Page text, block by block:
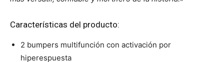
Características del producto:
2 bumpers multifunción con activación por
hiperespuesta